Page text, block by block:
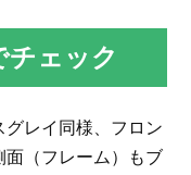
チェック
グレイ同様、フロン
面（フレーム）もブ